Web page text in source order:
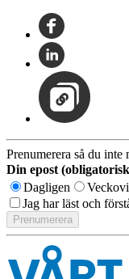
Prenumerera så du inte
Din epost
Dagligen
Jag har läst och